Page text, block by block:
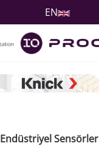
EN
Endüstriyel Sensörler